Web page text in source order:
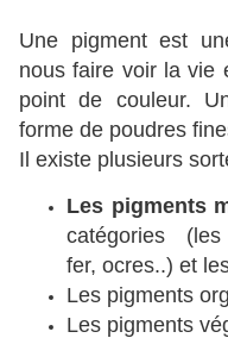
Une pigment est
nous faire voir la vie
point de couleur.
forme de poudres
Il existe plusieurs
Les pigments
catégories (les
fer, ocres..) et
Les pigments
Les pigments